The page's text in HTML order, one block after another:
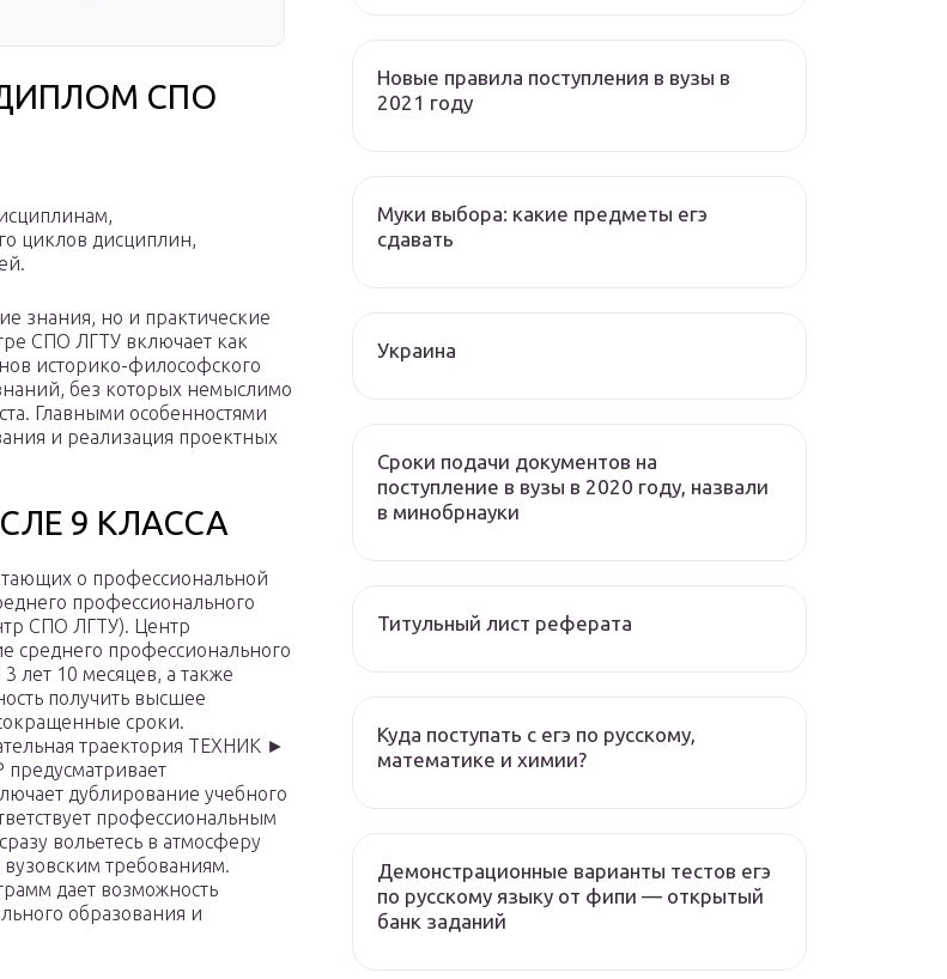
СПО
циклов дисциплин,
знания, но и практические
СПО ЛГТУ включает как
историко-философского
без которых немыслимо
Главными особенностями
и реализация проектных
9 КЛАССА
о профессиональной
профессионального
СПО ЛГТУ). Центр
среднего профессионального
лет 10 месяцев, а также
получить высшее
сроки.
траектория ТЕХНИК ►
дублирование учебного
профессиональным
вольетесь в атмосферу
требованиям.
дает возможность
образования и
Новые правила поступления в вузы в
2021 году
Муки выбора: какие предметы егэ
сдавать
Украина
Сроки подачи документов на
поступление в вузы в 2020 году, назвали
в минобрнауки
Титульный лист реферата
Куда поступать с егэ по русскому,
математике и химии?
Демонстрационные варианты тестов егэ
по русскому языку от фипи — открытый
банк заданий